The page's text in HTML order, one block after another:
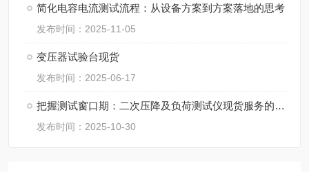
简化电容电流测试流程：从设备方案到方案落地的思考
发布时间：2025-11-05
变压器试验台现货
发布时间：2025-06-17
把握测试窗口期：二次压降及负荷测试仪现货服务的实践意义
发布时间：2025-10-30